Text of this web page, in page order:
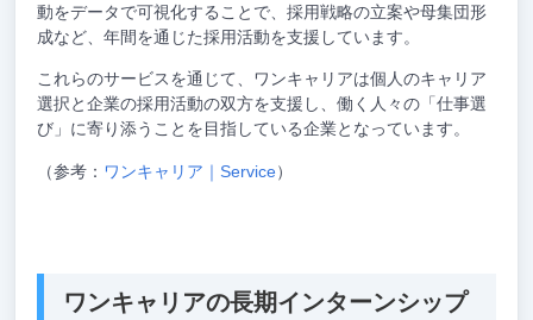
動をデータで可視化することで、採用戦略の立案や母集団形
成など、年間を通じた採用活動を支援しています。
これらのサービスを通じて、ワンキャリアは個人のキャリア
選択と企業の採用活動の双方を支援し、働く人々の「仕事選
び」に寄り添うことを目指している企業となっています。
（参考： ワンキャリア｜Service）
ワンキャリアの長期インターンシップ